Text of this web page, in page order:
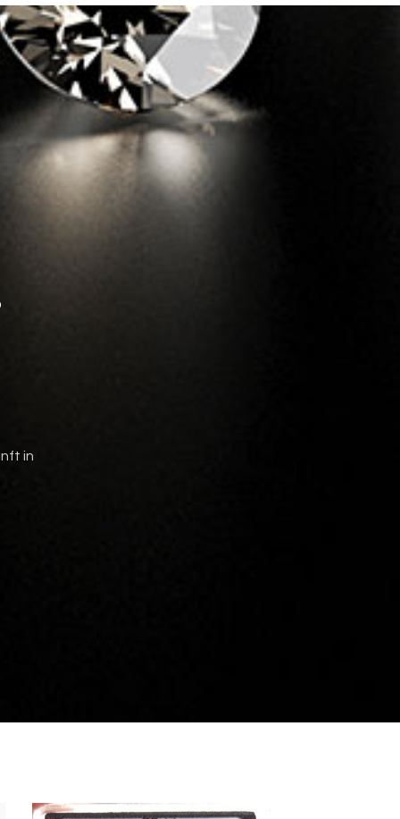
Diamanten und andere
in a Box werden von uns graduiert
verschickt. Das Zertifikat gibt
der Wert des Diamanten genau
(Reinheit) und Cut
bestimmen den Wert eines
in einer schlechten Qualität
mit hoher Qualität. Alle
einen sehr guten Schliff. Das
können sie bei jedem Produkt der
in